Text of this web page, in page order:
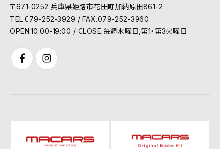
〒671-0252 兵庫県姫路市花田町加納原田861-2
TEL.079-252-3929 / FAX.079-252-3960
OPEN.10:00-19:00 / CLOSE.毎週水曜日,第1・第3火曜日